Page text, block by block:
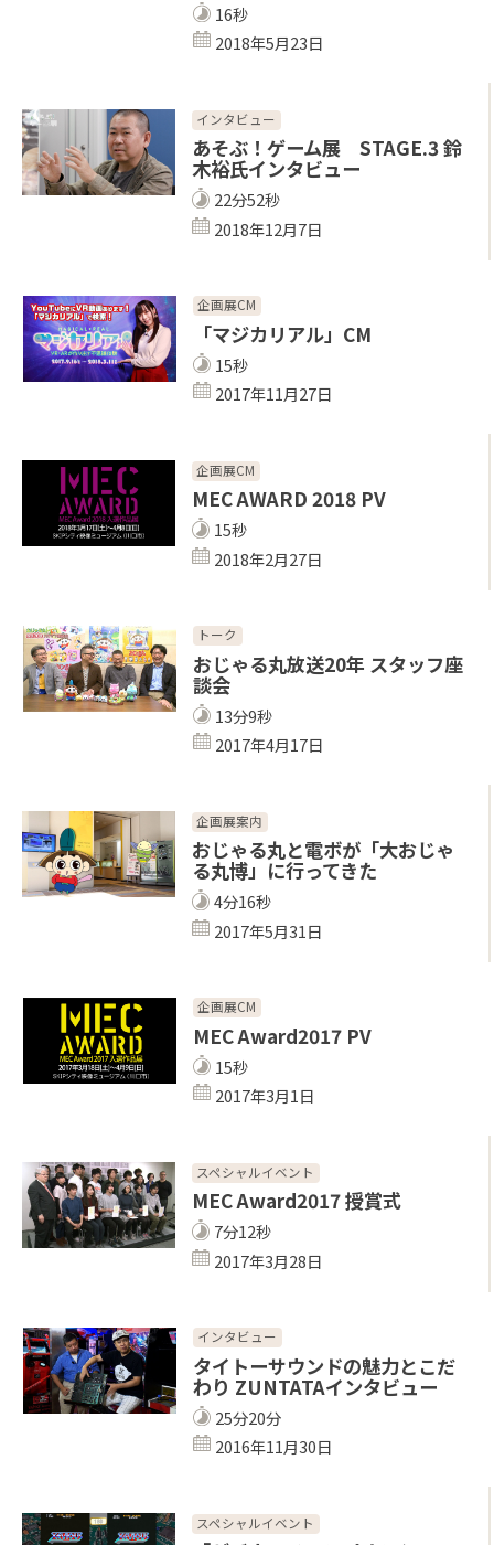
16秒
2018年5月23日
インタビュー
あそぶ！ゲーム展 STAGE.3 鈴
木裕氏インタビュー
22分52秒
2018年12月7日
企画展CM
「マジカリアル」CM
15秒
2017年11月27日
企画展CM
MEC AWARD 2018 PV
15秒
2018年2月27日
トーク
おじゃる丸放送20年 スタッフ座
談会
13分9秒
2017年4月17日
企画展案内
おじゃる丸と電ボが「大おじゃ
る丸博」に行ってきた
4分16秒
2017年5月31日
企画展CM
MEC Award2017 PV
15秒
2017年3月1日
スペシャルイベント
MEC Award2017 授賞式
7分12秒
2017年3月28日
インタビュー
タイトーサウンドの魅力とこだ
わり ZUNTATAインタビュー
25分20分
2016年11月30日
スペシャルイベント